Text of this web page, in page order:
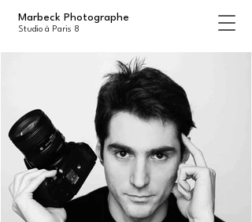
Marbeck Photographe
Studio à Paris 8